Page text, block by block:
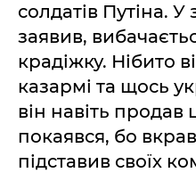
солдатів Путіна.
заявив,
крадіжку. Нібито
казармі та щось
він навіть продав
покаявся, бо
підставив своїх